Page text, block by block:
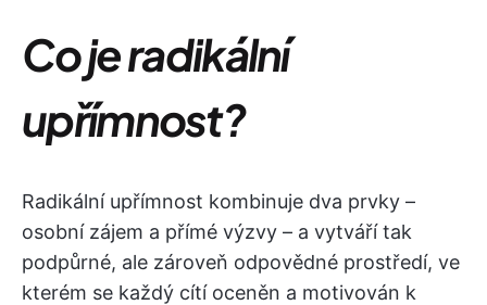
Co je radikální
upřímnost?
Radikální upřímnost kombinuje dva prvky –
osobní zájem a přímé výzvy – a vytváří tak
podpůrné, ale zároveň odpovědné prostředí, ve
kterém se každý cítí oceněn a motivován k